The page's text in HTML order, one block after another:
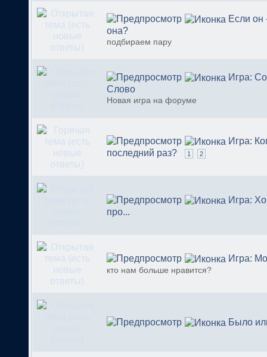
Если он
она?
подбираем пару
Игра:
Слово
Новая игра на форуме
Игра:
последний раз?
1 2
Игра:
про...
Игра:
кто нам больше нравится?
Было